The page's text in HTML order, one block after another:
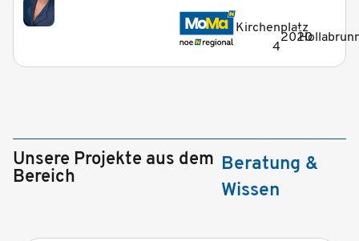
Kirchenplatz
4
2020
_
Unsere Projekte aus dem
Bereich
Beratung &
Wissen